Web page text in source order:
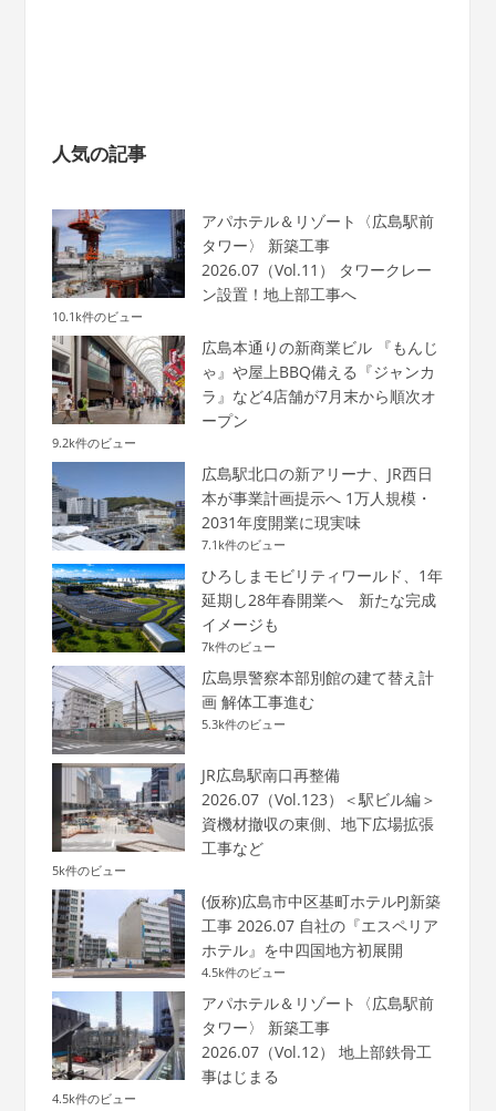
人気の記事
アパホテル＆リゾート〈広島駅前
タワー〉 新築工事
2026.07（Vol.11） タワークレー
ン設置！地上部工事へ
10.1k件のビュー
広島本通りの新商業ビル 『もんじ
ゃ』や屋上BBQ備える『ジャンカ
ラ』など4店舗が7月末から順次オ
ープン
9.2k件のビュー
広島駅北口の新アリーナ、JR西日
本が事業計画提示へ 1万人規模・
2031年度開業に現実味
7.1k件のビュー
ひろしまモビリティワールド、1年
延期し28年春開業へ 新たな完成
イメージも
7k件のビュー
広島県警察本部別館の建て替え計
画 解体工事進む
5.3k件のビュー
JR広島駅南口再整備
2026.07（Vol.123）＜駅ビル編＞
資機材撤収の東側、地下広場拡張
工事など
5k件のビュー
(仮称)広島市中区基町ホテルPJ新築
工事 2026.07 自社の『エスペリア
ホテル』を中四国地方初展開
4.5k件のビュー
アパホテル＆リゾート〈広島駅前
タワー〉 新築工事
2026.07（Vol.12） 地上部鉄骨工
事はじまる
4.5k件のビュー